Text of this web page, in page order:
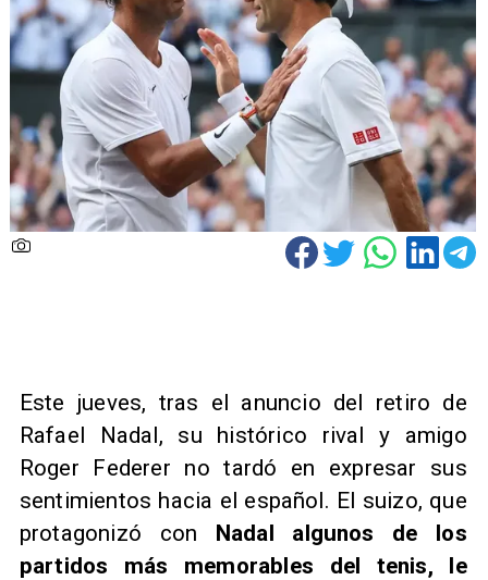
Este jueves, tras el anuncio del retiro de
Rafael Nadal, su histórico rival y amigo
Roger Federer no tardó en expresar sus
sentimientos hacia el español. El suizo, que
protagonizó con Nadal algunos de los
partidos más memorables del tenis, le